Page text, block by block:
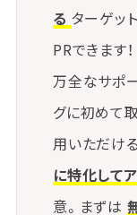
る ターゲッ
PRできます！
万全なサポ
グに初めて
用いただけ
に特化して
意。まずは